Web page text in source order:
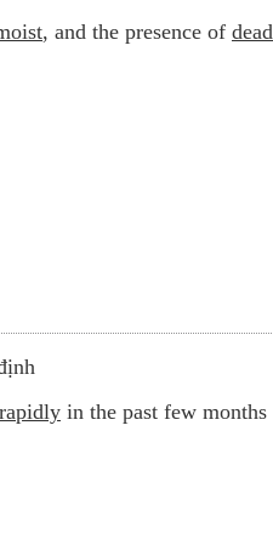
, and the presence of dead
in the past few months